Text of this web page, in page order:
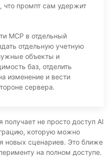
что промпт сам удержит
MCP в отдельный
отдельную учетную
объекты и
баз, отделить
изменение и вести
сервера.
не просто доступ AI
которую можно
новых сценариев. Это ближе
на полном доступе.